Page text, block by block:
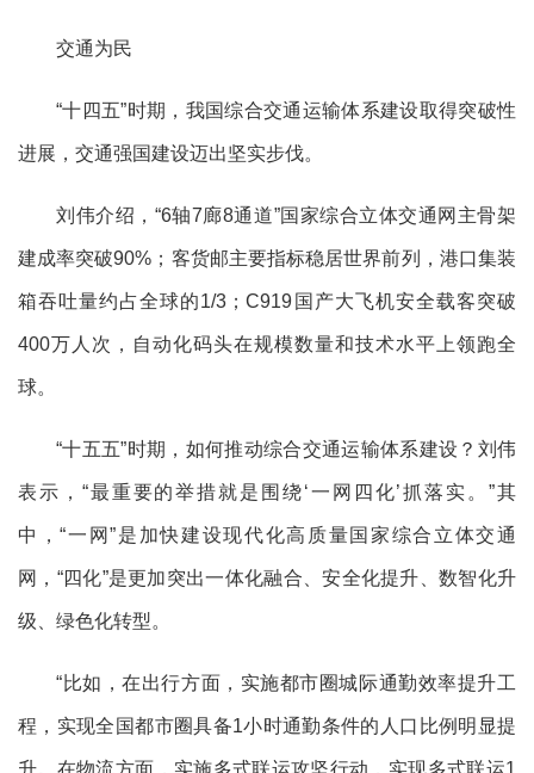
交通为民
“十四五”时期，我国综合交通运输体系建设取得突破性
进展，交通强国建设迈出坚实步伐。
刘伟介绍，“6轴7廊8通道”国家综合立体交通网主骨架
建成率突破90%；客货邮主要指标稳居世界前列，港口集装
箱吞吐量约占全球的1/3；C919国产大飞机安全载客突破
400万人次，自动化码头在规模数量和技术水平上领跑全
球。
“十五五”时期，如何推动综合交通运输体系建设？刘伟
表示，“最重要的举措就是围绕‘一网四化’抓落实。”其
中，“一网”是加快建设现代化高质量国家综合立体交通
网，“四化”是更加突出一体化融合、安全化提升、数智化升
级、绿色化转型。
“比如，在出行方面，实施都市圈城际通勤效率提升工
程，实现全国都市圈具备1小时通勤条件的人口比例明显提
升。在物流方面，实施多式联运攻坚行动，实现多式联运1